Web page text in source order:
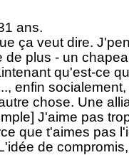
ans.
ça veut dire.
de plus - un
qu'est-ce
enfin
chose. Une
J'aime pas
que t'aimes pas
de